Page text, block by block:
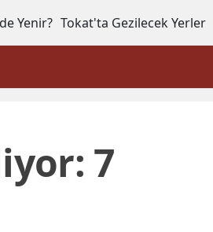
Yenir? Tokat'ta Gezilecek Yerler
7